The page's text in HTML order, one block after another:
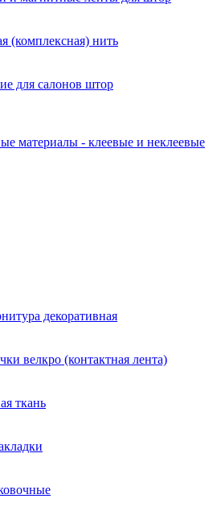
(комплексная) нить
для салонов штор
материалы - клеевые и неклеевые
декоративная
велкро (контактная лента)
ткань